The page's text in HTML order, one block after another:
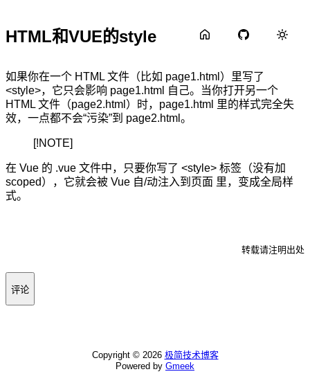
HTML和VUE的style
如果你在一个 HTML 文件（比如 page1.html）里写了
<style>，它只会影响 page1.html 自己。当你打开另一个
HTML 文件（page2.html）时，page1.html 里的样式完全失
效，一点都不会“污染”到 page2.html。
[!NOTE]
在 Vue 的 .vue 文件中，只要你写了 <style> 标签（没有加
scoped），它就会被 Vue 自/动注入到页面 里，变成全局样
式。
转载请注明出处
评论
Copyright © 2026 极简技术博客
Powered by Gmeek